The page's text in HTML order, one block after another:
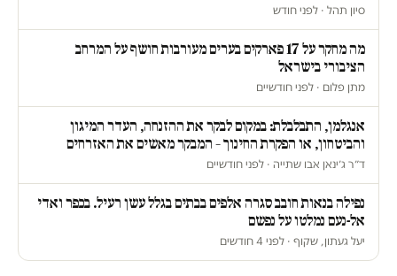
סיון תהל · לפני חודש
מה מחקר על 17 פארקים בערים מעורבות חושף על המרחב
הציבורי בישראל
מתן פלום · לפני חודשיים
אנגלמן, התבלבלת: במקום לבקר את ההזנחה, העדר המיגון
והביטחון, או הפקרת החינוך – המבקר מאשים את האזרחים
ד״ר ג׳ינאן אבו שתייה · לפני חודשיים
נפילה בנאות חובב סגרה אלפים בבתים בגלל עשן רעיל. בכפר ואדי
אל-נעם נמלטו על נפשם
יעל געתון, שקוף · לפני 4 חודשים